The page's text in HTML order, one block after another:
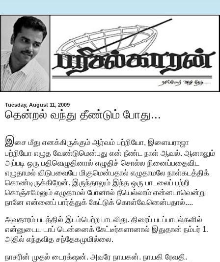
Tuesday, August 11, 2009
தென்றல் வந்து தீண்டும் போது...
இசை மீது எனக்கிருக்கும் ஆர்வம் பற்றியோ, இளையராஜா
பற்றியோ எழுத வேண்டுமென்பது என் நீண்ட நாள் ஆவல். ஆனாலும்
அப்படி ஒரு பதிவெழுதினால் எழுதிச் சொல்ல நினைப்பதைவிட
எழுதாமல் விடுபவையே மிகுமென்பதால் எழுதாமலே நாள்கடத்திக்
கொண்டிருக்கிறேன். இருந்தாலும் இந்த ஒரு பாடலைப் பற்றி
கொஞ்சமேனும் எழுதாமல் போனால் நீயெல்லாம் என்னடாவென்று
நானே என்னைப் பார்த்துக் கேட்டுக் கொள்வேனென்பதால்....
அவதாரம் படத்தில் இடம்பெற்ற பாடலிது. திரைப் படப்பாடல்களில்
என்னுடைய டாப் டென்னைக் கேட்டீர்களானால் இதுதான் நம்பர் 1.
அதில் எந்தவித சந்தேகமுமில்லை.
நாசரின் முதல் டைரக்‌ஷன். அவரே நாயகன். நாயகி ரேவதி.